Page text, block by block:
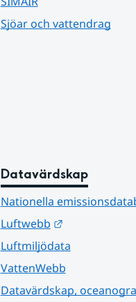
Sjöar och vattendrag
Datavärdskap
Nationella
Luftwebb
Länk till
Luftmiljödata
VattenWebb
Datavärdskap,